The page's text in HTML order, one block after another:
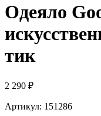
Одеяло
тик
2 290 ₽
Артикул: 151286